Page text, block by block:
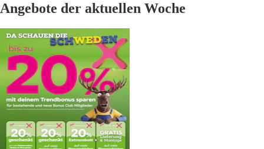
Angebote der aktuellen Woche